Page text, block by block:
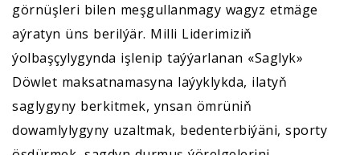
görnüşleri bilen meşgullanmagy wagyz etmäge
aýratyn üns berilýär. Milli Liderimiziň
ýolbaşçylygynda işlenip taýýarlanan «Saglyk»
Döwlet maksatnamasyna laýyklykda, ilatyň
saglygyny berkitmek, ynsan ömrüniň
dowamlylygyny uzaltmak, bedenterbiýäni, sporty